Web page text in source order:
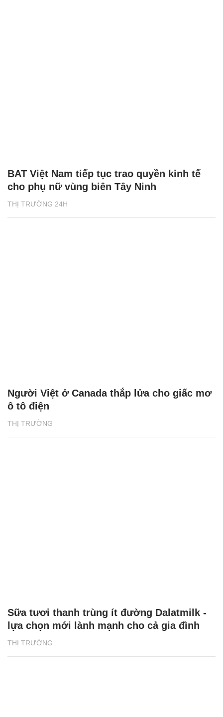
THỊ TRƯỜNG 24H
BAT Việt Nam tiếp tục trao quyền kinh tế
cho phụ nữ vùng biên Tây Ninh
THỊ TRƯỜNG
Người Việt ở Canada thắp lửa cho giấc mơ
ô tô điện
THỊ TRƯỜNG
Sữa tươi thanh trùng ít đường Dalatmilk -
lựa chọn mới lành mạnh cho cả gia đình